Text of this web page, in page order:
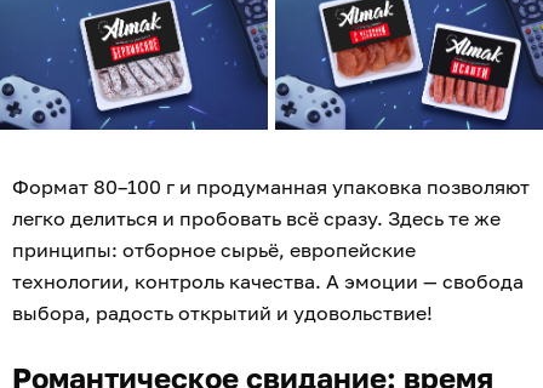
Формат 80–100 г и продуманная упаковка позволяют
легко делиться и пробовать всё сразу. Здесь те же
принципы: отборное сырьё, европейские
технологии, контроль качества. А эмоции — свобода
выбора, радость открытий и удовольствие!
Романтическое свидание: время